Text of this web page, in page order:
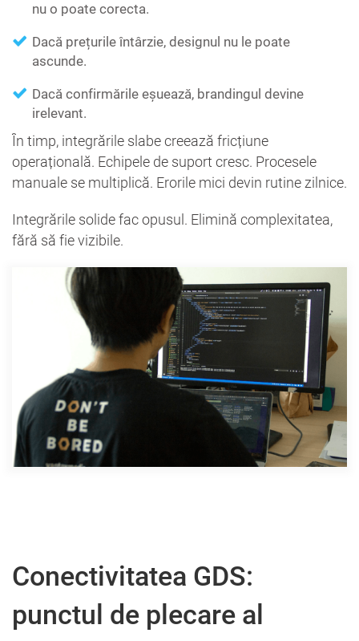
nu o poate corecta.
Dacă prețurile întârzie, designul nu le poate
ascunde.
Dacă confirmările eșuează, brandingul devine
irelevant.
În timp, integrările slabe creează fricțiune
operațională. Echipele de suport cresc. Procesele
manuale se multiplică. Erorile mici devin rutine zilnice.
Integrările solide fac opusul. Elimină complexitatea,
fără să fie vizibile.
Conectivitatea GDS:
punctul de plecare al